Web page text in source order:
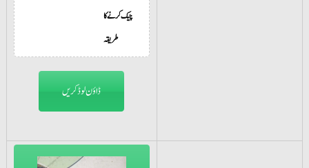
چیک کرنے کا
طریقہ
ڈاؤن لوڈ کریں